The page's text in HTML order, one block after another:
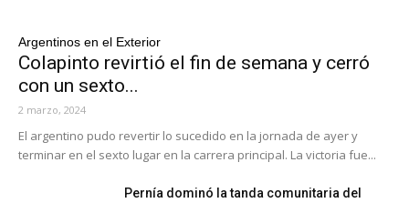
Argentinos en el Exterior
Colapinto revirtió el fin de semana y cerró
con un sexto...
2 marzo, 2024
El argentino pudo revertir lo sucedido en la jornada de ayer y
terminar en el sexto lugar en la carrera principal. La victoria fue...
Pernía dominó la tanda comunitaria del